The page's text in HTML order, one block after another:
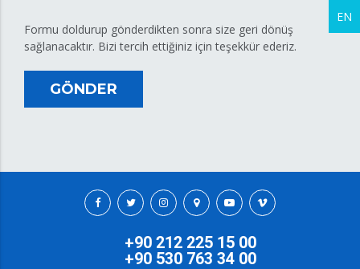
Formu doldurup gönderdikten sonra size geri dönüş
sağlanacaktır. Bizi tercih ettiğiniz için teşekkür ederiz.
GÖNDER
+90 212 225 15 00
+90 530 763 34 00
EN